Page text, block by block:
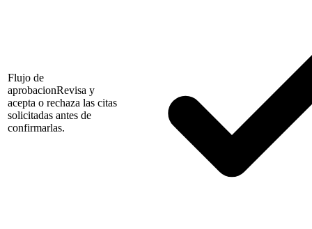
Flujo de
aprobacionRevisa y
acepta o rechaza las citas
solicitadas antes de
confirmarlas.